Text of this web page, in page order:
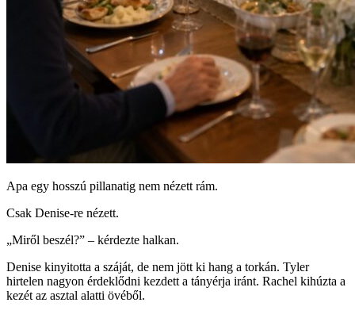
Apa egy hosszú pillanatig nem nézett rám.
Csak Denise-re nézett.
„Miről beszél?” – kérdezte halkan.
Denise kinyitotta a száját, de nem jött ki hang a torkán. Tyler
hirtelen nagyon érdeklődni kezdett a tányérja iránt. Rachel kihúzta a
kezét az asztal alatti övéből.